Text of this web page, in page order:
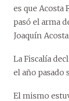
es que Acosta
pasó el arma
Joaquín
La Fiscalía
el año pasado
El mismo